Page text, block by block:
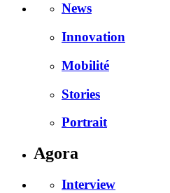
News
Innovation
Mobilité
Stories
Portrait
Agora
Interview